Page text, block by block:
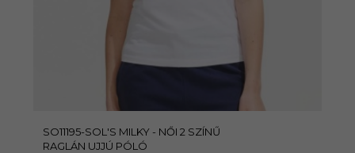
SO11195-SOL'S MILKY - NŐI 2 SZÍNŰ
RAGLÁN UJJÚ PÓLÓ